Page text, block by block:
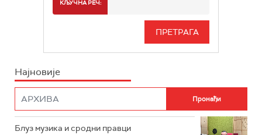
РАДИО БЕОГРАД 3
РАДИО РОКЕНРОЛЕР
ИНФО
КЉУЧНА РЕЧ:
Најновије
Блуз музика и сродни правци